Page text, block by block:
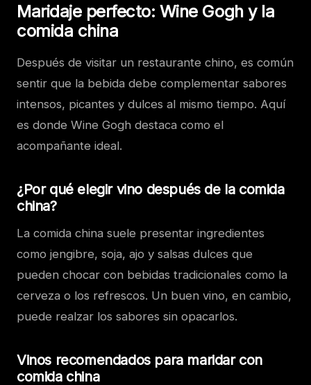
Maridaje perfecto: Wine Gogh y la
comida china
Después de visitar un restaurante chino, es común
sentir que la bebida debe complementar sabores
intensos, picantes y dulces al mismo tiempo. Aquí
es donde Wine Gogh destaca como el
acompañante ideal.
¿Por qué elegir vino después de la comida
china?
La comida china suele presentar ingredientes
como jengibre, soja, ajo y salsas dulces que
pueden chocar con bebidas tradicionales como la
cerveza o los refrescos. Un buen vino, en cambio,
puede realzar los sabores sin opacarlos.
Vinos recomendados para maridar con
comida china